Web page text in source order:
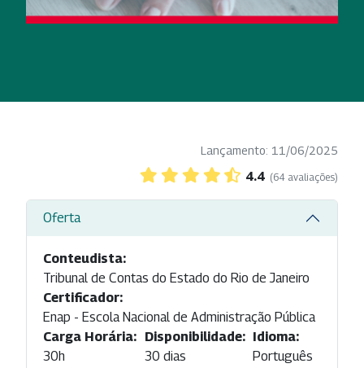
Lançamento: 11/06/2025
4.4 (64 avaliações)
Oferta
Conteudista:
Tribunal de Contas do Estado do Rio de Janeiro
Certificador:
Enap - Escola Nacional de Administração Pública
Carga Horária:
30h
Disponibilidade:
30 dias
Idioma:
Português